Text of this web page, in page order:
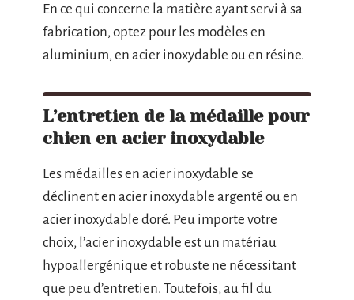
En ce qui concerne la matière ayant servi à sa
fabrication, optez pour les modèles en
aluminium, en acier inoxydable ou en résine.
L’entretien de la médaille pour
chien en acier inoxydable
Les médailles en acier inoxydable se
déclinent en acier inoxydable argenté ou en
acier inoxydable doré. Peu importe votre
choix, l’acier inoxydable est un matériau
hypoallergénique et robuste ne nécessitant
que peu d’entretien. Toutefois, au fil du